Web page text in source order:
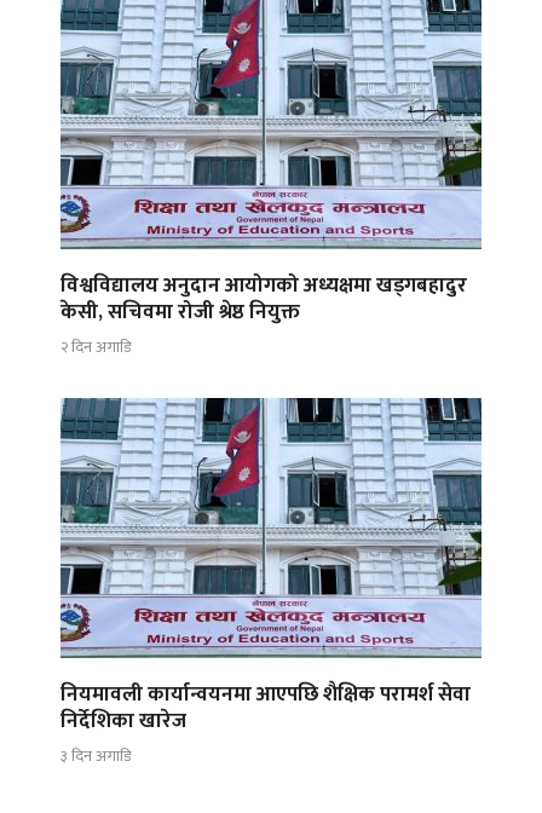
विश्वविद्यालय अनुदान आयोगको अध्यक्षमा खड्गबहादुर
केसी, सचिवमा रोजी श्रेष्ठ नियुक्त
२ दिन अगाडि
नियमावली कार्यान्वयनमा आएपछि शैक्षिक परामर्श सेवा
निर्देशिका खारेज
३ दिन अगाडि